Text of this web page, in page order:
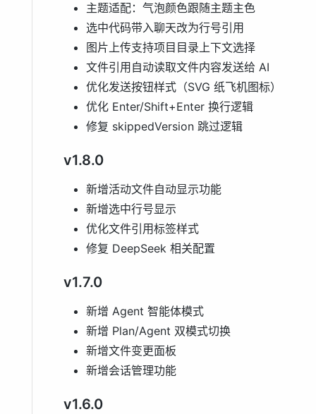
主题适配：气泡颜色跟随主题主色
选中代码带入聊天改为行号引用
图片上传支持项目目录上下文选择
文件引用自动读取文件内容发送给 AI
优化发送按钮样式（SVG 纸飞机图标）
优化 Enter/Shift+Enter 换行逻辑
修复 skippedVersion 跳过逻辑
v1.8.0
新增活动文件自动显示功能
新增选中行号显示
优化文件引用标签样式
修复 DeepSeek 相关配置
v1.7.0
新增 Agent 智能体模式
新增 Plan/Agent 双模式切换
新增文件变更面板
新增会话管理功能
v1.6.0